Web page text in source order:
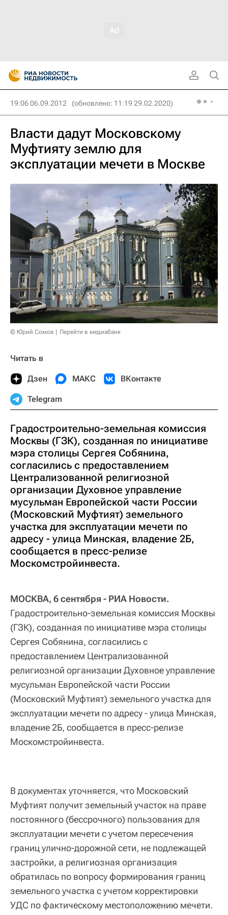
19:06 06.09.2012 (обновлено: 11:19 29.02.2020)
Власти дадут Московскому
Муфтияту землю для
эксплуатации мечети в Москве
© Юрий Сомов Перейти в медиабанк
Читать в
Дзен МАКС ВКонтакте
Telegram
Градостроительно-земельная комиссия
Москвы (ГЗК), созданная по инициативе
мэра столицы Сергея Собянина,
согласились с предоставлением
Централизованной религиозной
организации Духовное управление
мусульман Европейской части России
(Московский Муфтият) земельного
участка для эксплуатации мечети по
адресу - улица Минская, владение 2Б,
сообщается в пресс-релизе
Москомстройинвеста.
МОСКВА, 6 сентября - РИА Новости.
Градостроительно-земельная комиссия Москвы
(ГЗК), созданная по инициативе мэра столицы
Сергея Собянина, согласились с
предоставлением Централизованной
религиозной организации Духовное управление
мусульман Европейской части России
(Московский Муфтият) земельного участка для
эксплуатации мечети по адресу - улица Минская,
владение 2Б, сообщается в пресс-релизе
Москомстройинвеста.
В документах уточняется, что Московский
Муфтият получит земельный участок на праве
постоянного (бессрочного) пользования для
эксплуатации мечети с учетом пересечения
границ улично-дорожной сети, не подлежащей
застройки, а религиозная организация
обратилась по вопросу формирования границ
земельного участка с учетом корректировки
УДС по фактическому местоположению мечети.